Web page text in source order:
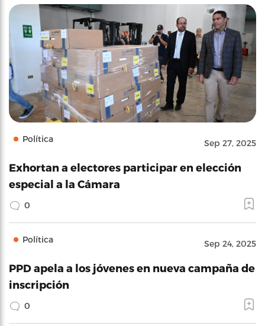
Política Sep 27, 2025
Exhortan a electores participar en elección
especial a la Cámara
0
Política Sep 24, 2025
PPD apela a los jóvenes en nueva campaña de
inscripción
0